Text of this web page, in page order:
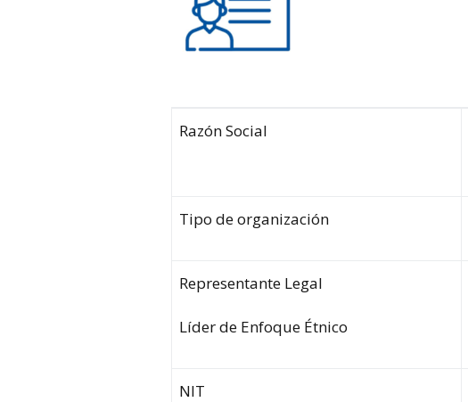
Razón Social
Tipo de organización
Representante Legal
Líder de Enfoque Étnico
NIT